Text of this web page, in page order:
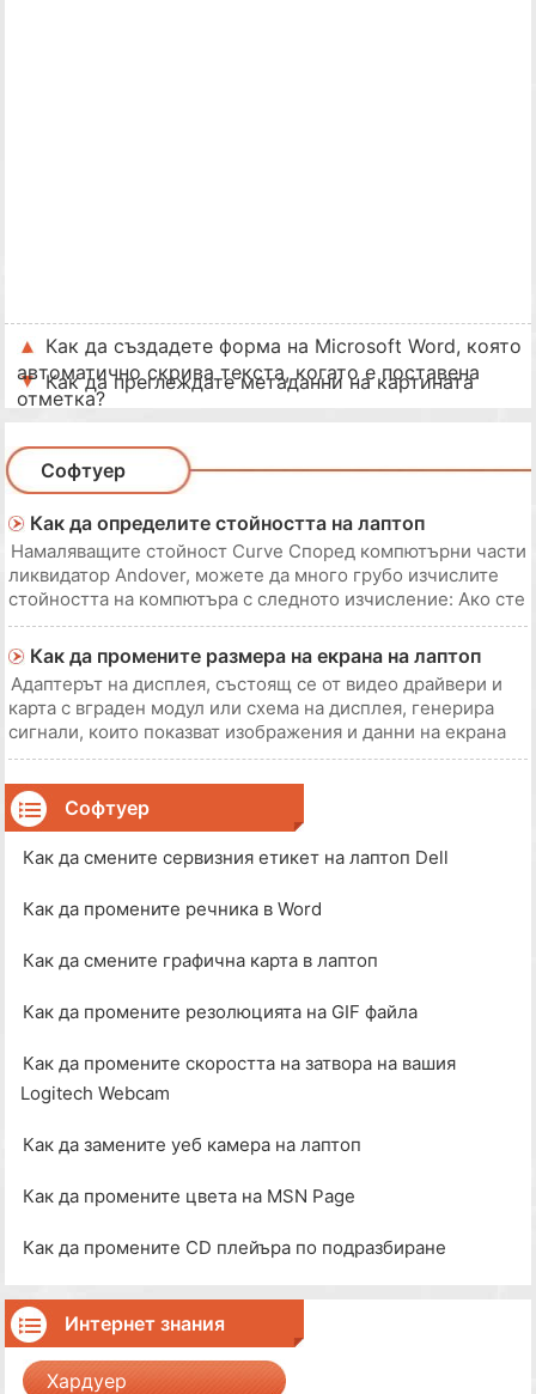
Как да създадете форма на Microsoft Word, която
автоматично скрива текста, когато е поставена
отметка?
Как да преглеждате метаданни на картината
Софтуер
Как да определите стойността на лаптоп
Намаляващите стойност Curve Според компютърни части
ликвидатор Andover, можете да много грубо изчислите
стойността на компютъра с следното изчисление: Ако сте
платили $ 1000 за компютър и днес, през следващата
година ще бъде на стойност $ 300 и година след това $
100. Три години от датата на покупк
Как да промените размера на екрана на лаптоп
Адаптерът на дисплея, състоящ се от видео драйвери и
карта с вграден модул или схема на дисплея, генерира
сигнали, които показват изображения и данни на екрана
на лаптопа. Адаптерът на дисплея контролира
максималната разделителна способност (VGA, XGA, UXGA,
WXGA и т.н.), колко цвята могат да се пока
Софтуер
Как да смените сервизния етикет на лаптоп Dell
Как да промените речника в Word
Как да смените графична карта в лаптоп
Как да промените резолюцията на GIF файла
Как да промените скоростта на затвора на вашия
Logitech Webcam
Как да замените уеб камера на лаптоп
Как да промените цвета на MSN Page
Как да промените CD плейъра по подразбиране
Интернет знания
Хардуер